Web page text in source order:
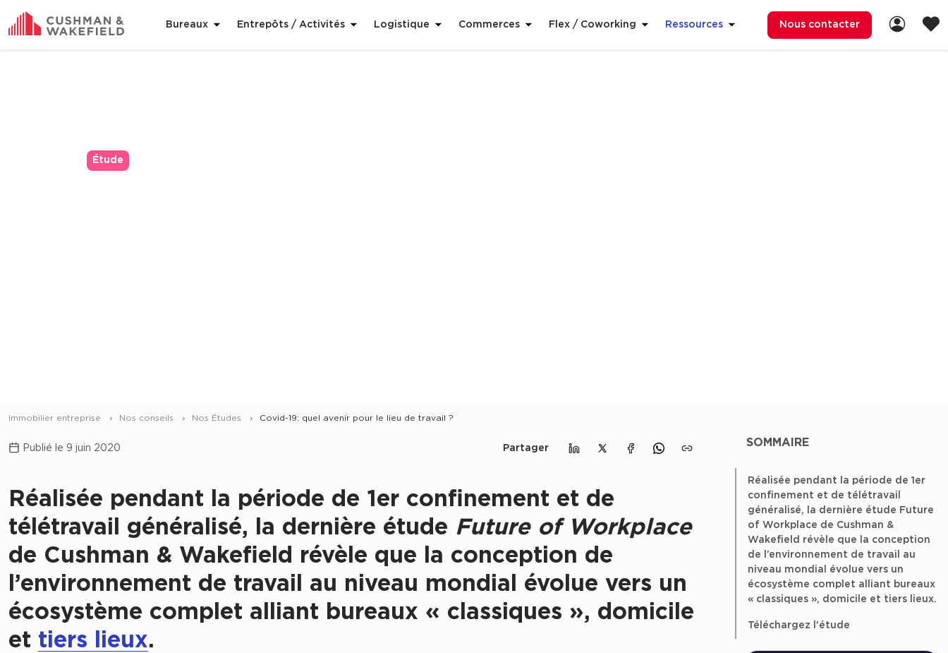
Bureaux Entrepôts / Activités Logistique Commerces Flex / Coworking Ressources Nous contacter
Étude
Immobilier entreprise Nos conseils Nos Études Covid-19: quel avenir pour le lieu de travail ?
SOMMAIRE
Réalisée pendant la période de 1er
confinement et de télétravail
généralisé, la dernière étude Future
of Workplace de Cushman &
Wakefield révèle que la conception
de l’environnement de travail au
niveau mondial évolue vers un
écosystème complet alliant bureaux
« classiques », domicile et tiers lieux.
Téléchargez l'étude
Publié le 9 juin 2020 Partager
Partager sur linkedin
Partager sur X
Partager sur facebook
Partager sur whatsapp
Réalisée pendant la période de 1er confinement et de
télétravail généralisé, la dernière étude Future of Workplace
de Cushman & Wakefield révèle que la conception de
l’environnement de travail au niveau mondial évolue vers un
écosystème complet alliant bureaux « classiques », domicile
et tiers lieux.